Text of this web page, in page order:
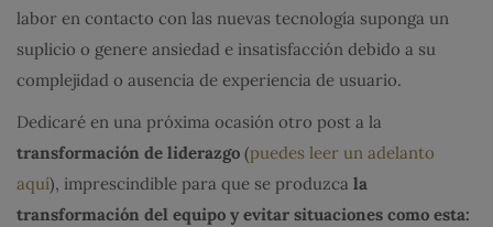
labor en contacto con las nuevas tecnología suponga un
suplicio o genere ansiedad e insatisfacción debido a su
complejidad o ausencia de experiencia de usuario.
Dedicaré en una próxima ocasión otro post a la
transformación de liderazgo (puedes leer un adelanto
aquí), imprescindible para que se produzca la
transformación del equipo y evitar situaciones como esta: